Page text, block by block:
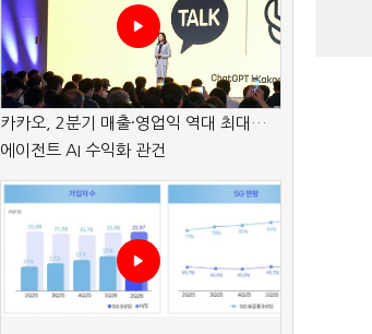
카카오, 2분기 매출·영업익 역대 최대…
에이전트 AI 수익화 관건